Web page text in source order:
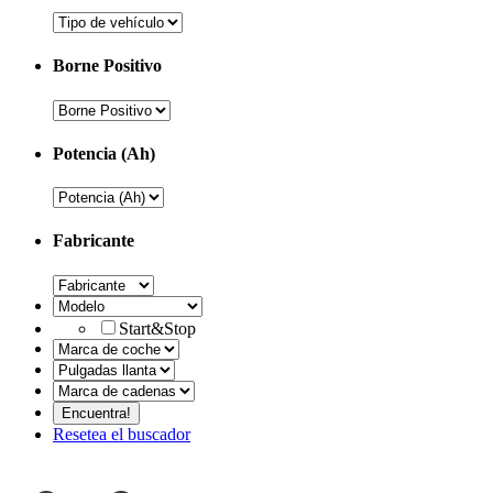
Borne Positivo
Potencia (Ah)
Fabricante
Start&Stop
Resetea el buscador